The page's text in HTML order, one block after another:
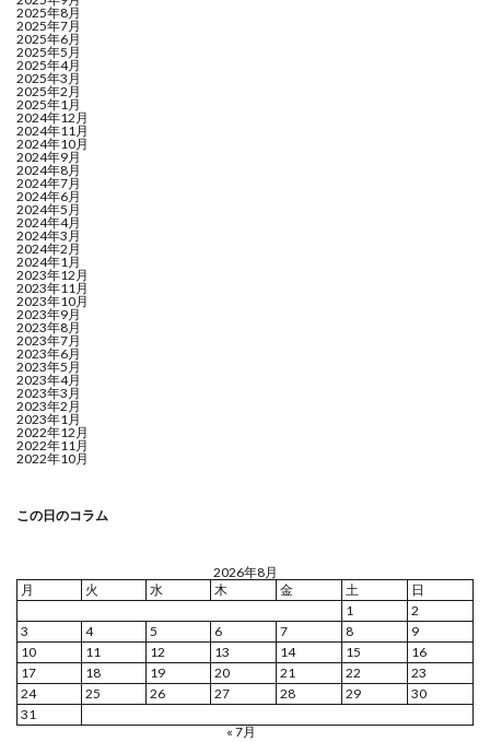
2025年8月
2025年7月
2025年6月
2025年5月
2025年4月
2025年3月
2025年2月
2025年1月
2024年12月
2024年11月
2024年10月
2024年9月
2024年8月
2024年7月
2024年6月
2024年5月
2024年4月
2024年3月
2024年2月
2024年1月
2023年12月
2023年11月
2023年10月
2023年9月
2023年8月
2023年7月
2023年6月
2023年5月
2023年4月
2023年3月
2023年2月
2023年1月
2022年12月
2022年11月
2022年10月
この日のコラム
2026年8月
月
火 水 木 金 土
日
1
2
3
4 5 6 7 8
9
10
11 12 13 14 15
16
17
18 19 20 21 22
23
24
25 26 27 28 29
30
31
« 7月